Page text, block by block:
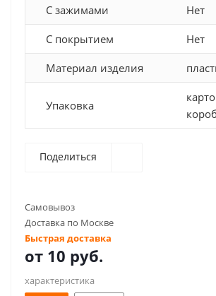
С зажимами Нет
С покрытием Нет
Материал изделия
Упаковка
Поделиться
Самовывоз
Доставка по Москве
Быстрая доставка
от 10 руб.
характеристика